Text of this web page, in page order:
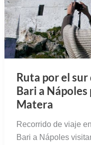
Ruta por el
Bari a
Matera
Recorrido de viaje
Bari a Nápoles